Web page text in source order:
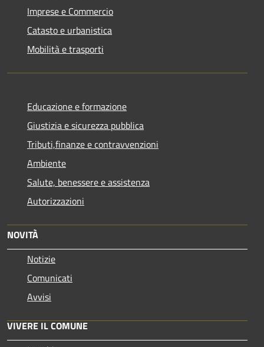
Imprese e Commercio
Catasto e urbanistica
Mobilità e trasporti
Educazione e formazione
Giustizia e sicurezza pubblica
Tributi,finanze e contravvenzioni
Ambiente
Salute, benessere e assistenza
Autorizzazioni
NOVITÀ
Notizie
Comunicati
Avvisi
VIVERE IL COMUNE